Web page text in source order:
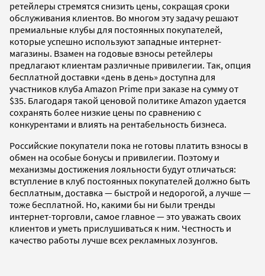
ретейлеры стремятся снизить цены, сокращая сроки
обслуживания клиентов. Во многом эту задачу решают
премиальные клубы для постоянных покупателей,
которые успешно используют западные интернет-
магазины. Взамен на годовые взносы ретейлеры
предлагают клиентам различные привилегии. Так, опция
бесплатной доставки «день в день» доступна для
участников клуба Amazon Prime при заказе на сумму от
$35. Благодаря такой ценовой политике Amazon удается
сохранять более низкие цены по сравнению с
конкурентами и влиять на рентабельность бизнеса.
Российские покупатели пока не готовы платить взносы в
обмен на особые бонусы и привилегии. Поэтому и
механизмы достижения лояльности будут отличаться:
вступление в клуб постоянных покупателей должно быть
бесплатным, доставка — быстрой и недорогой, а лучше —
тоже бесплатной. Но, какими бы ни были тренды
интернет-торговли, самое главное — это уважать своих
клиентов и уметь прислушиваться к ним. Честность и
качество работы лучше всех рекламных лозунгов.